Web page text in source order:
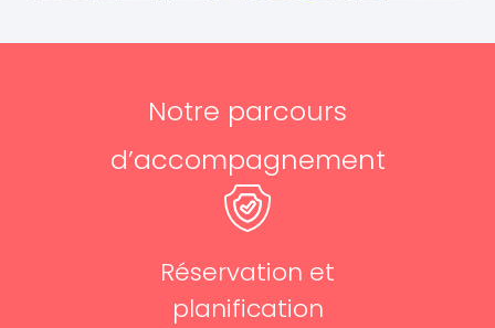
Notre parcours
d’accompagnement
Réservation et
planification